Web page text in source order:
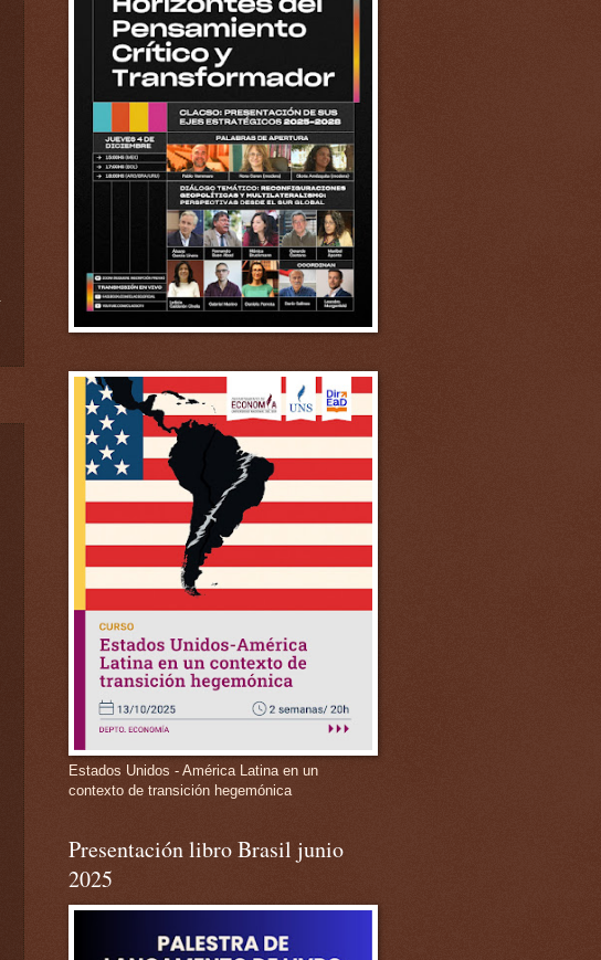
Estados Unidos - América Latina en un
contexto de transición hegemónica
Presentación libro Brasil junio
2025